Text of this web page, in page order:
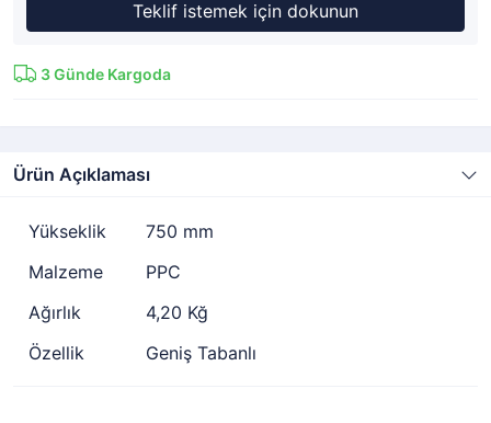
Teklif istemek için dokunun
3Günde Kargoda
Ürün Açıklaması
Yükseklik
750 mm
Malzeme
PPC
Ağırlık
4,20 Kğ
Özellik
Geniş Tabanlı